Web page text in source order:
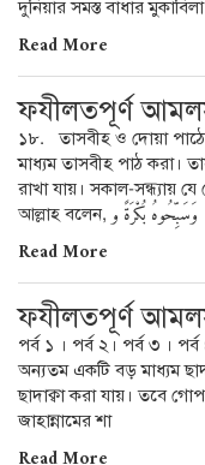
দুনিয়ার সমস্ত বাধার
Read More
ফযীলতপূর্ণ
১৮. তাসবীহ ও দোয়া
মাধ্যম তাসবীহ পাঠ করা।
রাখা যায়। সকাল-সন্ধ্যায়
আল্লাহ বলেন, وَسَبِّحُوهُ بُكْرَةً و
Read More
ফযীলতপূর্ণ
পর্ব ১ । পর্ব ২। পর্ব ৩ ।
অন্যতম একটি বড় মাধ্যম
ছাদাক্বা করা যায়। তবে
জাহান্নামের শা
Read More